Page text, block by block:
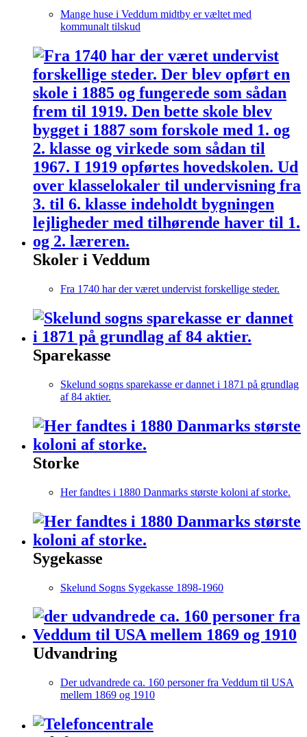
Mange huse i Veddum midtby er væltet med
kommunalt tilskud
Skoler i Veddum
Fra 1740 har der været undervist forskellige steder.
Sparekasse
Skelund sogns sparekasse er dannet i 1871 på grundlag
af 84 aktier.
Storke
Her fandtes i 1880 Danmarks største koloni af storke.
Sygekasse
Skelund Sogns Sygekasse 1898-1960
Udvandring
Der udvandrede ca. 160 personer fra Veddum til USA
mellem 1869 og 1910